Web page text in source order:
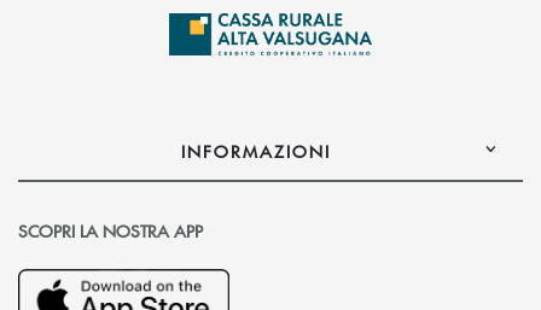
INFORMAZIONI
SCOPRI LA NOSTRA APP